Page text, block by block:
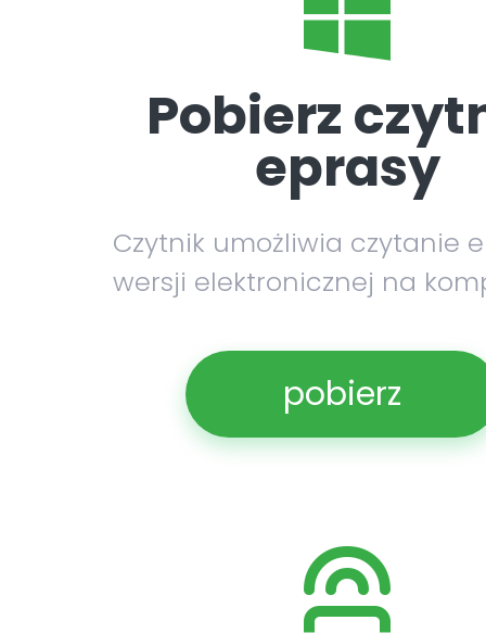
Pobierz
eprasy
Czytnik umożliwia czytanie
wersji elektronicznej na
pobierz